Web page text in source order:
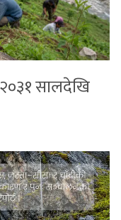
सालदेखि